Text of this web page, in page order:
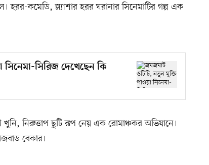
হরর-কমেডি, স্ল্যাশার হরর ঘরানার সিনেমাটির গল্প এক
সিরিজ দেখেছেন কি
নিরুত্তাপ ছুটি রূপ নেয় এক রোমাঞ্চকর অভিযানে।
বেকার।